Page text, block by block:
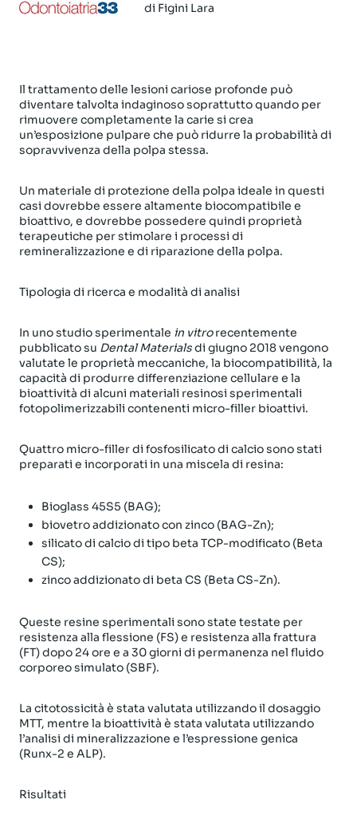
di Figini Lara
Il trattamento delle lesioni cariose profonde può
diventare talvolta indaginoso soprattutto quando per
rimuovere completamente la carie si crea
un’esposizione pulpare che può ridurre la probabilità di
sopravvivenza della polpa stessa.
Un materiale di protezione della polpa ideale in questi
casi dovrebbe essere altamente biocompatibile e
bioattivo, e dovrebbe possedere quindi proprietà
terapeutiche per stimolare i processi di
remineralizzazione e di riparazione della polpa.
Tipologia di ricerca e modalità di analisi
In uno studio sperimentale in vitrorecentemente
pubblicato su Dental Materialsdi giugno 2018 vengono
valutate le proprietà meccaniche, la biocompatibilità, la
capacità di produrre differenziazione cellulare e la
bioattività di alcuni materiali resinosi sperimentali
fotopolimerizzabili contenenti micro-filler bioattivi.
Quattro micro-filler di fosfosilicato di calcio sono stati
preparati e incorporati in una miscela di resina:
Bioglass 45S5 (BAG);
biovetro addizionato con zinco (BAG-Zn);
silicato di calcio di tipo beta TCP-modificato (Beta
CS);
zinco addizionato di beta CS (Beta CS-Zn).
Queste resine sperimentali sono state testate per
resistenza alla flessione (FS) e resistenza alla frattura
(FT) dopo 24 ore e a 30 giorni di permanenza nel fluido
corporeo simulato (SBF).
La citotossicità è stata valutata utilizzando il dosaggio
MTT, mentre la bioattività è stata valutata utilizzando
l’analisi di mineralizzazione e l’espressione genica
(Runx-2 e ALP).
Risultati